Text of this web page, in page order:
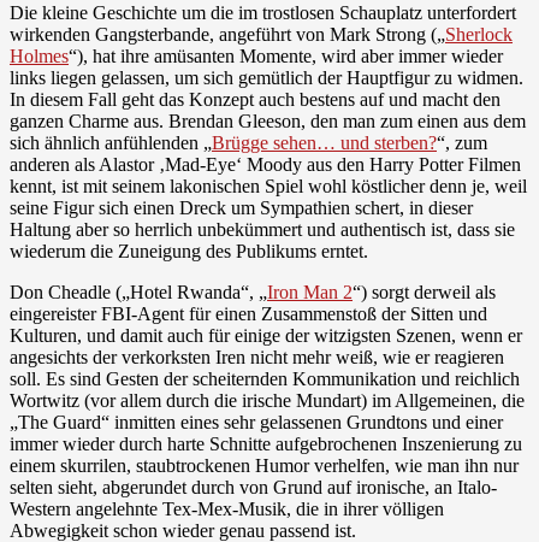
Die kleine Geschichte um die im trostlosen Schauplatz unterfordert
wirkenden Gangsterbande, angeführt von Mark Strong („Sherlock
Holmes“), hat ihre amüsanten Momente, wird aber immer wieder
links liegen gelassen, um sich gemütlich der Hauptfigur zu widmen.
In diesem Fall geht das Konzept auch bestens auf und macht den
ganzen Charme aus. Brendan Gleeson, den man zum einen aus dem
sich ähnlich anfühlenden „Brügge sehen… und sterben?“, zum
anderen als Alastor ‚Mad-Eye‘ Moody aus den Harry Potter Filmen
kennt, ist mit seinem lakonischen Spiel wohl köstlicher denn je, weil
seine Figur sich einen Dreck um Sympathien schert, in dieser
Haltung aber so herrlich unbekümmert und authentisch ist, dass sie
wiederum die Zuneigung des Publikums erntet.
Don Cheadle („Hotel Rwanda“, „Iron Man 2“) sorgt derweil als
eingereister FBI-Agent für einen Zusammenstoß der Sitten und
Kulturen, und damit auch für einige der witzigsten Szenen, wenn er
angesichts der verkorksten Iren nicht mehr weiß, wie er reagieren
soll. Es sind Gesten der scheiternden Kommunikation und reichlich
Wortwitz (vor allem durch die irische Mundart) im Allgemeinen, die
„The Guard“ inmitten eines sehr gelassenen Grundtons und einer
immer wieder durch harte Schnitte aufgebrochenen Inszenierung zu
einem skurrilen, staubtrockenen Humor verhelfen, wie man ihn nur
selten sieht, abgerundet durch von Grund auf ironische, an Italo-
Western angelehnte Tex-Mex-Musik, die in ihrer völligen
Abwegigkeit schon wieder genau passend ist.